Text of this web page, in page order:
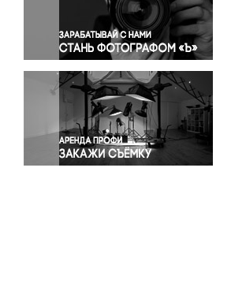
Правосудие
Происшествия и конфликты
Религия
Светская жизнь
Спорт
Экология
Экономика и бизнес